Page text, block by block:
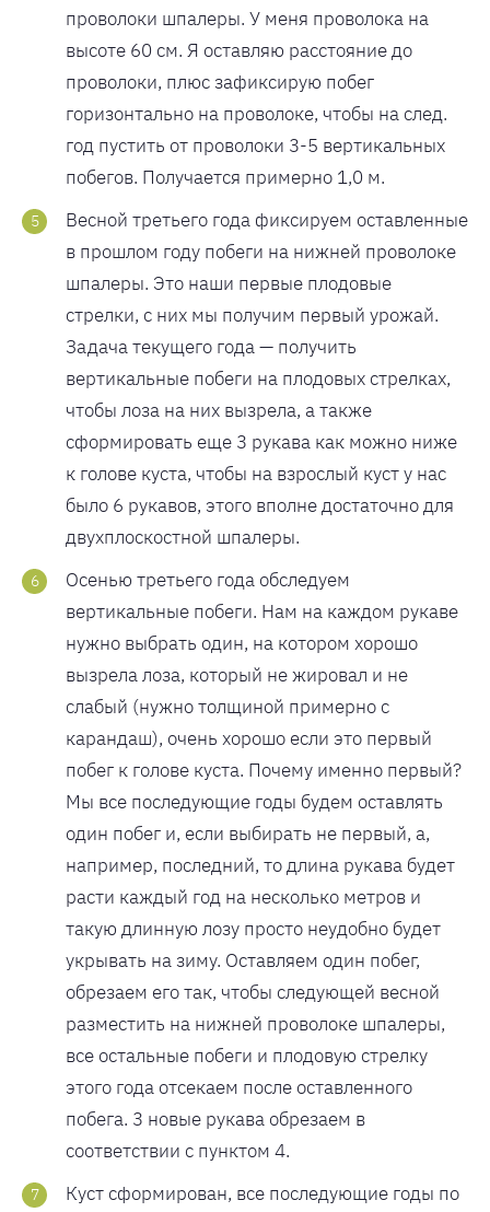
проволоки шпалеры. У меня проволока на
высоте 60 см. Я оставляю расстояние до
проволоки, плюс зафиксирую побег
горизонтально на проволоке, чтобы на след.
год пустить от проволоки 3-5 вертикальных
побегов. Получается примерно 1,0 м.
Весной третьего года фиксируем оставленные
в прошлом году побеги на нижней проволоке
шпалеры. Это наши первые плодовые
стрелки, с них мы получим первый урожай.
Задача текущего года — получить
вертикальные побеги на плодовых стрелках,
чтобы лоза на них вызрела, а также
сформировать еще 3 рукава как можно ниже
к голове куста, чтобы на взрослый куст у нас
было 6 рукавов, этого вполне достаточно для
двухплоскостной шпалеры.
Осенью третьего года обследуем
вертикальные побеги. Нам на каждом рукаве
нужно выбрать один, на котором хорошо
вызрела лоза, который не жировал и не
слабый (нужно толщиной примерно с
карандаш), очень хорошо если это первый
побег к голове куста. Почему именно первый?
Мы все последующие годы будем оставлять
один побег и, если выбирать не первый, а,
например, последний, то длина рукава будет
расти каждый год на несколько метров и
такую длинную лозу просто неудобно будет
укрывать на зиму. Оставляем один побег,
обрезаем его так, чтобы следующей весной
разместить на нижней проволоке шпалеры,
все остальные побеги и плодовую стрелку
этого года отсекаем после оставленного
побега. 3 новые рукава обрезаем в
соответствии с пунктом 4.
Куст сформирован, все последующие годы по